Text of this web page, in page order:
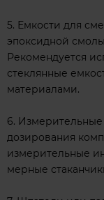
5. Емкости для
эпоксидной
Рекомендуется
стеклянные
материалами.
6.
дозирования
измерительные
мерные